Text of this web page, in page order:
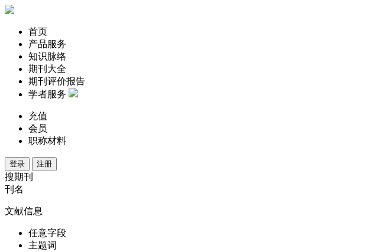
首页
产品服务
知识脉络
期刊大全
期刊评价报告
学者服务
充值
会员
职称材料
登录 注册
搜期刊
刊名
文献信息
任意字段
主题词